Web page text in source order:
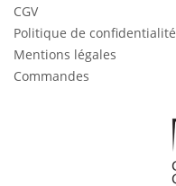
CGV
Politique de confidentialité
Mentions légales
Commandes